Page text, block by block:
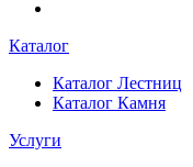
Каталог
Каталог Лестниц
Каталог Камня
Услуги